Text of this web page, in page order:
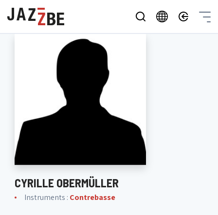
CYRILLE OBERMÜLLER
Instruments : Contrebasse